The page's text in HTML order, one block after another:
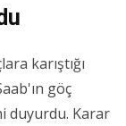
karıştığı
göç
duyurdu. Karar